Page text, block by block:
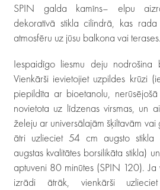
SPIN galda kamīns– elpu
dekoratīvā stikla cilindrā, kas rada
atmosfēru uz jūsu balkona vai terases.
Iespaidīgo liesmu deju nodrošina
Vienkārši ievietojiet uzpildes krūzi
piepildīta ar bioetanolu,
novietota uz līdzenas virsmas, un
želeju ar universālajām šķiltavām vai
ātri uzlieciet 54 cm augsto stikla
augstas kvalitātes borsilikāta stikla)
aptuveni 80 minūtes (SPIN 120).
izrādi ātrāk, vienkārši